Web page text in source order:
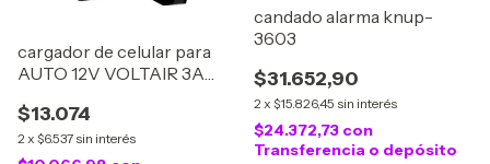
cargador de celular para
AUTO 12V VOLTAIR 3A
XAEA
$13.074
2 x $6.537 sin interés
candado alarma knup-
3603
$31.652,90
2 x $15.826,45 sin interés
$24.372,73 con
Transferencia o depósito